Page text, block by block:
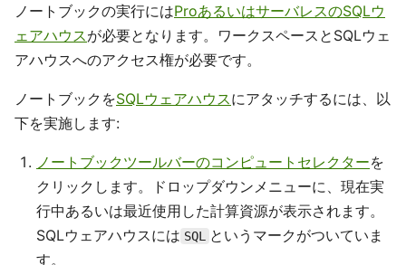
ノートブックの実行にはProあるいはサーバレスのSQLウ
ェアハウスが必要となります。ワークスペースとSQLウェ
アハウスへのアクセス権が必要です。
ノートブックをSQLウェアハウスにアタッチするには、以
下を実施します:
ノートブックツールバーのコンピュートセレクターを
クリックします。ドロップダウンメニューに、現在実
行中あるいは最近使用した計算資源が表示されます。
SQLウェアハウスには SQL
というマークがついていま
す。